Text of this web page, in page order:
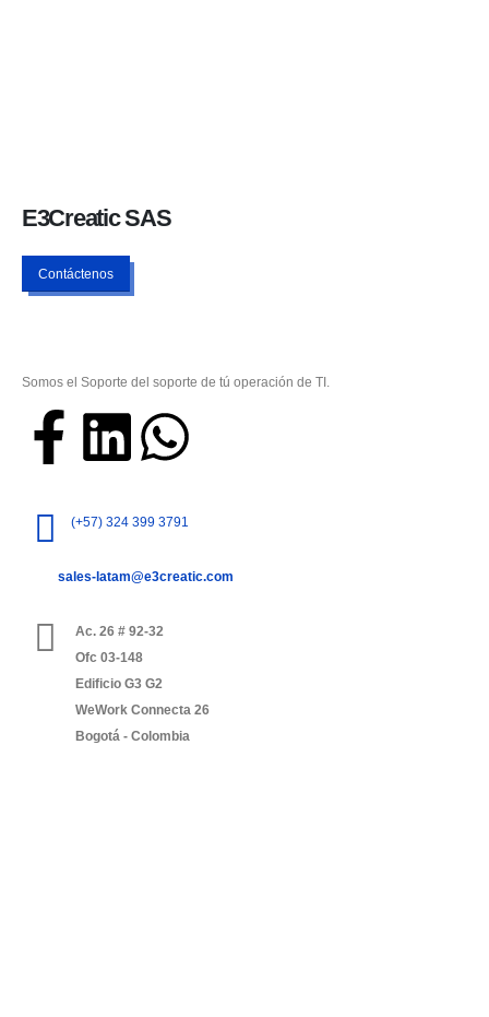
E3Creatic SAS
Contáctenos
Somos el Soporte del soporte de tú operación de TI.
(+57) 324 399 3791
sales-latam@e3creatic.com
Ac. 26 # 92-32
Ofc 03-148
Edificio G3 G2
WeWork Connecta 26
Bogotá - Colombia